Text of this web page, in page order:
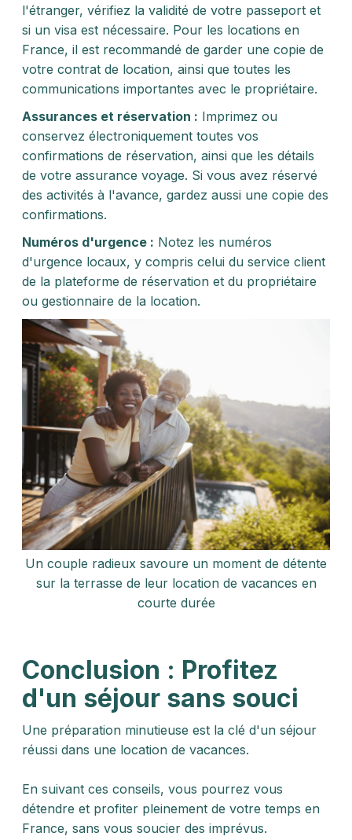
l'étranger, vérifiez la validité de votre passeport et
si un visa est nécessaire. Pour les locations en
France, il est recommandé de garder une copie de
votre contrat de location, ainsi que toutes les
communications importantes avec le propriétaire.
Assurances et réservation : Imprimez ou
conservez électroniquement toutes vos
confirmations de réservation, ainsi que les détails
de votre assurance voyage. Si vous avez réservé
des activités à l'avance, gardez aussi une copie des
confirmations.
Numéros d'urgence : Notez les numéros
d'urgence locaux, y compris celui du service client
de la plateforme de réservation et du propriétaire
ou gestionnaire de la location.
Un couple radieux savoure un moment de détente
sur la terrasse de leur location de vacances en
courte durée
Conclusion : Profitez
d'un séjour sans souci
Une préparation minutieuse est la clé d'un séjour
réussi dans une location de vacances.
En suivant ces conseils, vous pourrez vous
détendre et profiter pleinement de votre temps en
France, sans vous soucier des imprévus.